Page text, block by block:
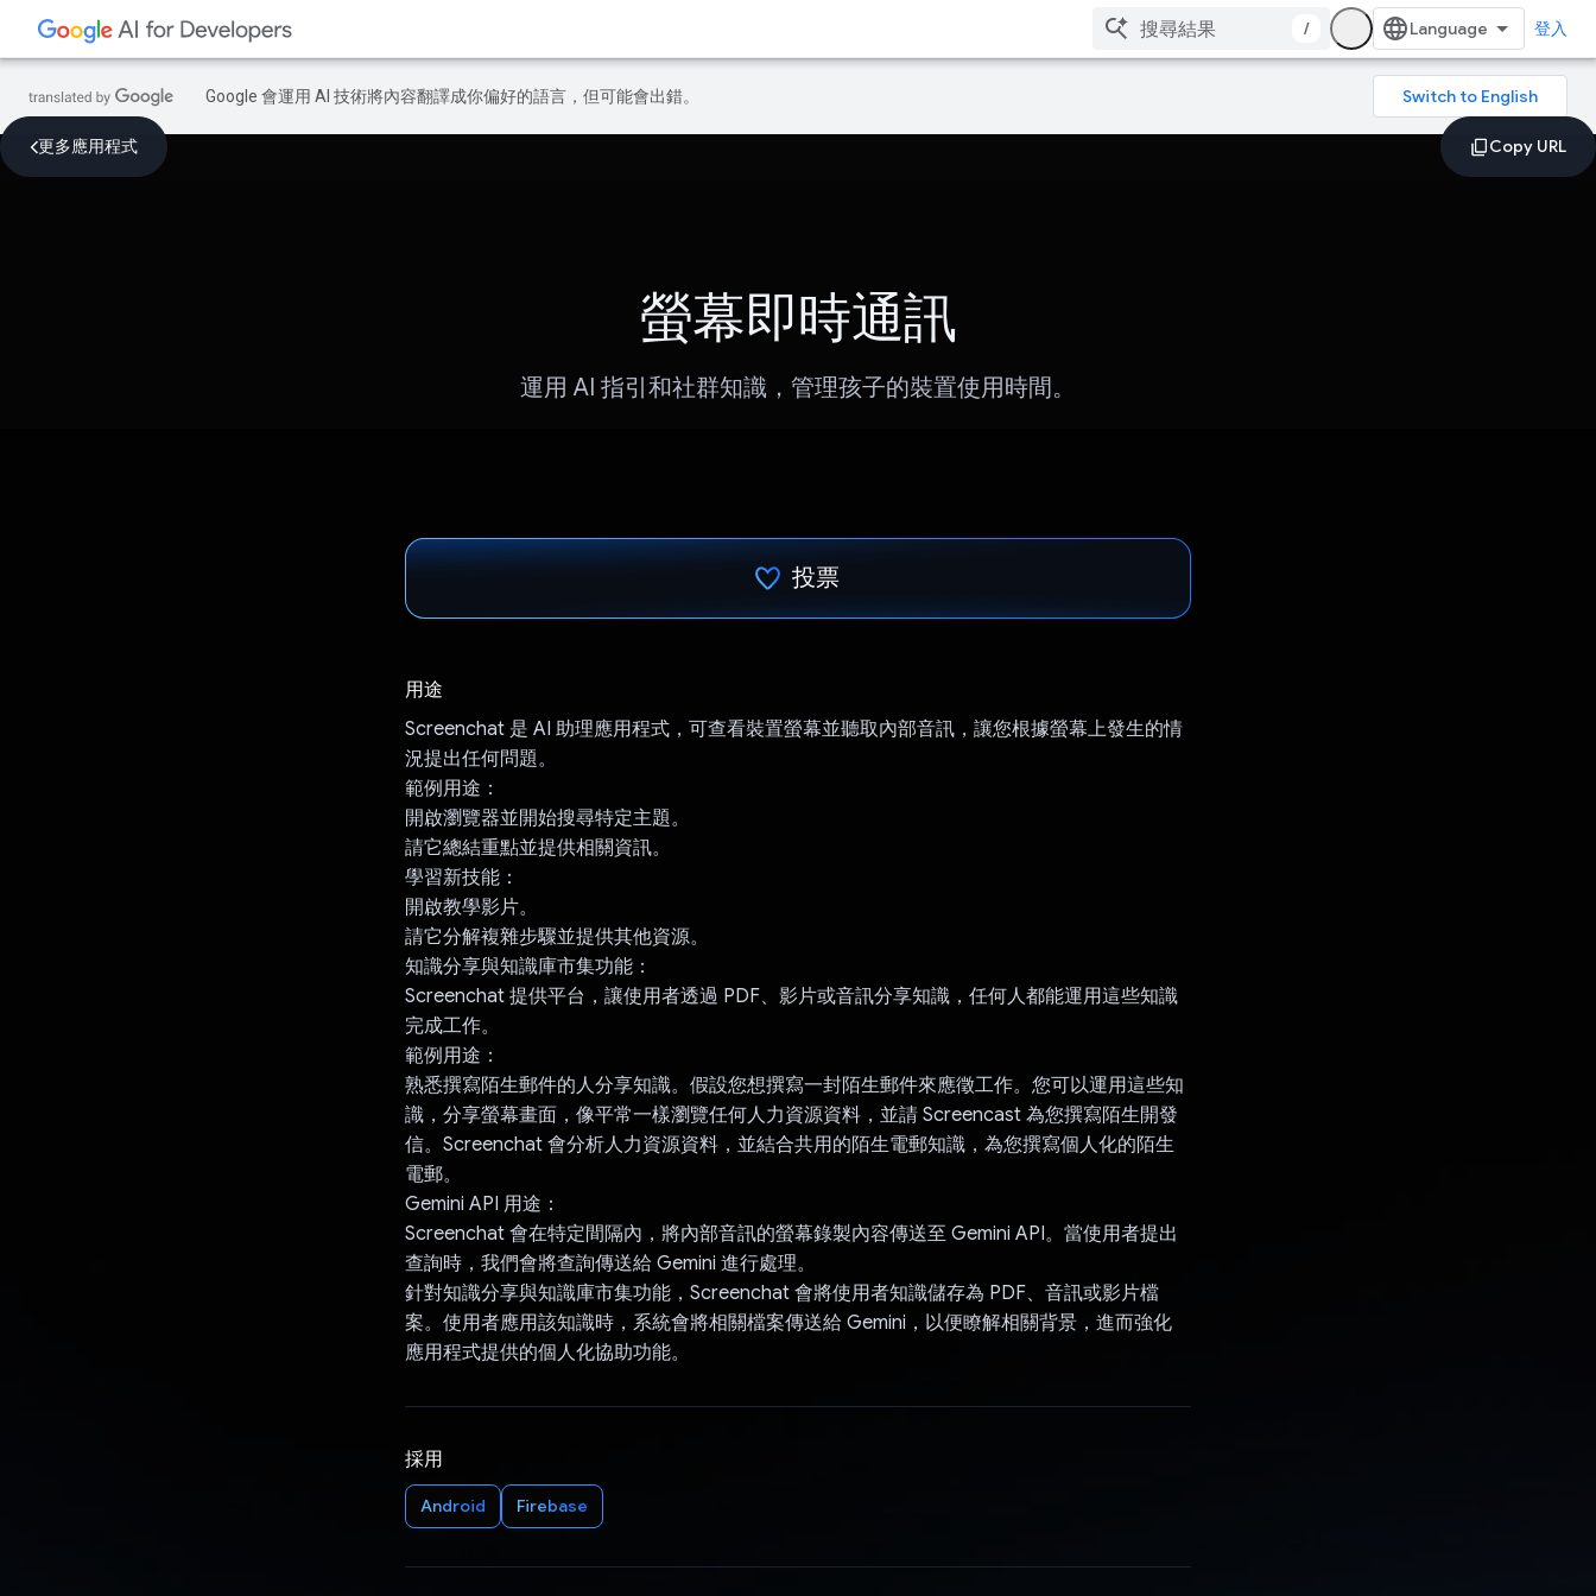
/ 登入
Google 會運用 AI 技術將內容翻譯成你偏好的語言，但可能會出錯。
更多應用程式
螢幕即時通訊
運用 AI 指引和社群知識，管理孩子的裝置使用時間。
投票
用途
Screenchat 是 AI 助理應用程式，可查看裝置螢幕並聽取內部音訊，讓您根據螢幕上發生的情
況提出任何問題。
範例用途：
開啟瀏覽器並開始搜尋特定主題。
請它總結重點並提供相關資訊。
學習新技能：
開啟教學影片。
請它分解複雜步驟並提供其他資源。
知識分享與知識庫市集功能：
Screenchat 提供平台，讓使用者透過 PDF、影片或音訊分享知識，任何人都能運用這些知識
完成工作。
範例用途：
熟悉撰寫陌生郵件的人分享知識。假設您想撰寫一封陌生郵件來應徵工作。您可以運用這些知
識，分享螢幕畫面，像平常一樣瀏覽任何人力資源資料，並請 Screencast 為您撰寫陌生開發
信。Screenchat 會分析人力資源資料，並結合共用的陌生電郵知識，為您撰寫個人化的陌生
電郵。
Gemini API 用途：
Screenchat 會在特定間隔內，將內部音訊的螢幕錄製內容傳送至 Gemini API。當使用者提出
查詢時，我們會將查詢傳送給 Gemini 進行處理。
針對知識分享與知識庫市集功能，Screenchat 會將使用者知識儲存為 PDF、音訊或影片檔
案。使用者應用該知識時，系統會將相關檔案傳送給 Gemini，以便瞭解相關背景，進而強化
應用程式提供的個人化協助功能。
採用
Android Firebase